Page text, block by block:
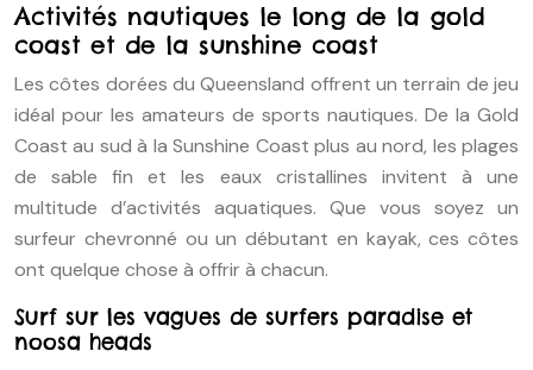
Activités nautiques le long de la gold
coast et de la sunshine coast
Les côtes dorées du Queensland offrent un terrain de jeu
idéal pour les amateurs de sports nautiques. De la Gold
Coast au sud à la Sunshine Coast plus au nord, les plages
de sable fin et les eaux cristallines invitent à une
multitude d’activités aquatiques. Que vous soyez un
surfeur chevronné ou un débutant en kayak, ces côtes
ont quelque chose à offrir à chacun.
Surf sur les vagues de surfers paradise et
noosa heads